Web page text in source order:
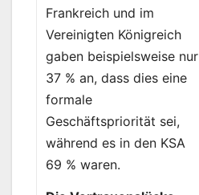
Frankreich und im
Vereinigten Königreich
gaben beispielsweise nur
37 % an, dass dies eine
formale
Geschäftspriorität sei,
während es in den KSA
69 % waren.